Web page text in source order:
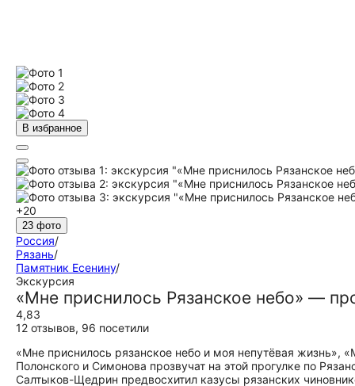
В избранное
+20
23 фото
Россия/
Рязань/
Памятник Есенину/
Экскурсия
«Мне приснилось Рязанское небо» —
4,83
12 отзывов, 96 посетили
«Мне приснилось рязанское небо и моя непутёвая жизнь»,
Полонского и Симонова прозвучат на этой прогулке по
Салтыков-Щедрин предвосхитил казусы рязанских